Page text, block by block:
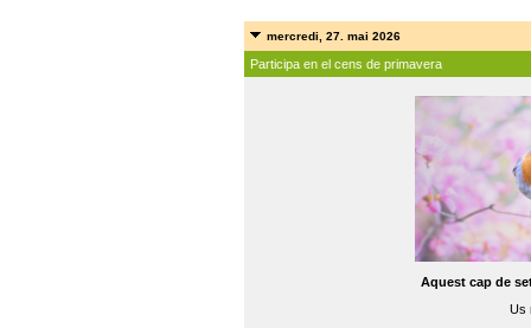
mercredi, 27. mai 2026
Participa en el cens de primavera
Aquest cap de
Us